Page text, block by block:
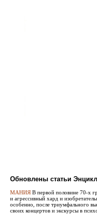
Обновлены статьи
МАНИЯ В первой половине 70-х
и агрессивный хард и
особенно, после триумфального
своих концертов и экскурсы в